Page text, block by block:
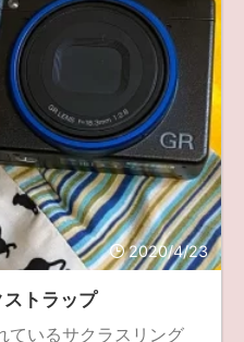
2020/4/23
トラップ
ているサクラスリング